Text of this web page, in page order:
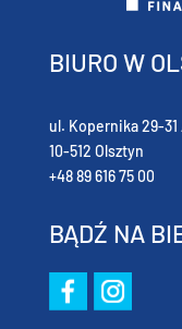
BIURO W
ul. Kopernika 29-31
10-512 Olsztyn
+48 89 616 75 00
BĄDŹ NA